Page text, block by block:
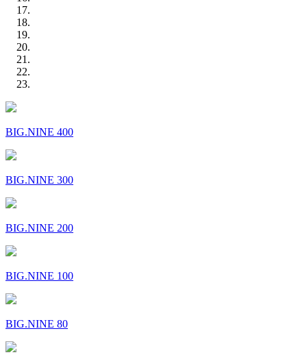
BIG.NINE 400
BIG.NINE 300
BIG.NINE 200
BIG.NINE 100
BIG.NINE 80